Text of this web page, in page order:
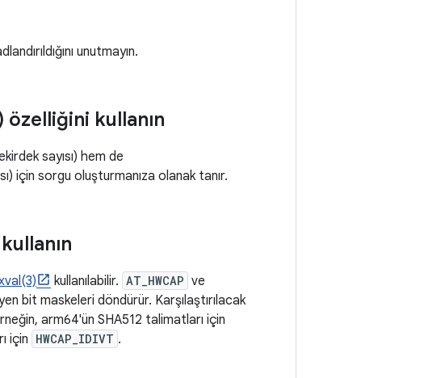
unutmayın.
özelliğini kullanın
sayısı) hem de
için sorgu oluşturmanıza olanak tanır.
kullanılabilir. AT_HWCAP ve
bit maskeleri döndürür. Karşılaştırılacak
arm64'ün SHA512 talimatları için
için HWCAP_IDIVT .